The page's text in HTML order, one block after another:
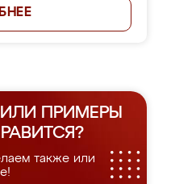
ПРИМЕРЫ
также или